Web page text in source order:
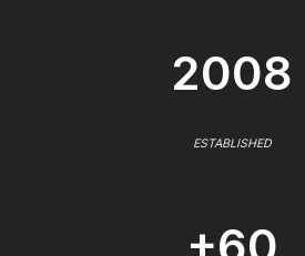
2008
ESTABLISHED